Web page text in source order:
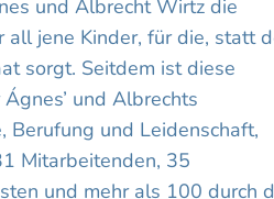
und Albrecht Wirtz die
all jene Kinder, für die, statt
sorgt. Seitdem ist diese
und Albrechts
Berufung und Leidenschaft,
Mitarbeitenden, 35
und mehr als 100 durch